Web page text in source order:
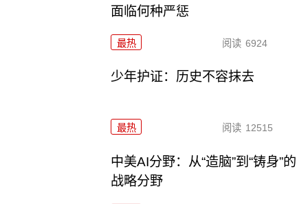
面临何种严惩
最热 阅读 6924
少年护证：历史不容抹去
最热 阅读 12515
中美AI分野：从“造脑”到“铸身”的
战略分野